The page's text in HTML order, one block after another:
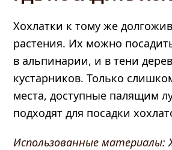
Хохлатки к тому же
растения. Их можно
в альпинарии, и в тени
кустарников. Только
места, доступные палящим
подходят для посадки
Использованные материалы: